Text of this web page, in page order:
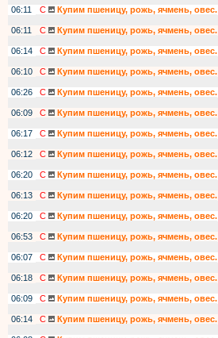
06:11
С
Купим пшеницу, рожь, ячмень, овес.
06:11
С
Купим пшеницу, рожь, ячмень, овес.
06:14
С
Купим пшеницу, рожь, ячмень, овес.
06:10
С
Купим пшеницу, рожь, ячмень, овес.
06:26
С
Купим пшеницу, рожь, ячмень, овес.
06:09
С
Купим пшеницу, рожь, ячмень, овес.
06:17
С
Купим пшеницу, рожь, ячмень, овес.
06:12
С
Купим пшеницу, рожь, ячмень, овес.
06:20
С
Купим пшеницу, рожь, ячмень, овес.
06:13
С
Купим пшеницу, рожь, ячмень, овес.
06:20
С
Купим пшеницу, рожь, ячмень, овес.
06:53
С
Купим пшеницу, рожь, ячмень, овес.
06:07
С
Купим пшеницу, рожь, ячмень, овес.
06:18
С
Купим пшеницу, рожь, ячмень, овес.
06:09
С
Купим пшеницу, рожь, ячмень, овес.
06:14
С
Купим пшеницу, рожь, ячмень, овес.